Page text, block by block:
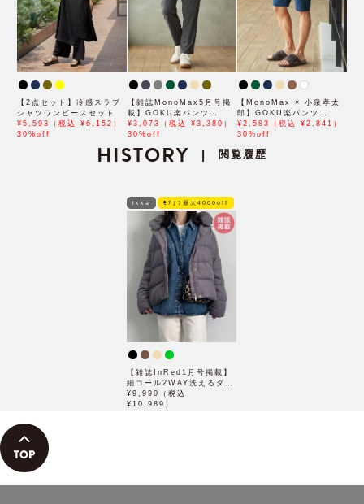
【2点セット】冷感スラブ
シャツワンピースセット
¥5,593（税込 ¥6,152）
30%off
【雑誌MonoMax5月号掲
載】GOKU楽パンツ
EASY STRETCH 冷感ア
ンクル【接触冷感】「小泉
¥3,073（税込 ¥3,380）
30%off
【MonoMax × 小泉孝太
郎】GOKU楽パンツ
EASY STRETCH 冷感
5Pショート「小泉孝太郎
¥2,583（税込 ¥2,841）
30%off
HISTORY | 閲覧履歴
ikka ﾓｱｵﾌ最大4000off
【雑誌InRed1月号掲載】
細コール2WAY洗えるダウ
ンジャケット【洗濯機で洗
える／親子コーデ】
¥9,990（税込
¥10,989）